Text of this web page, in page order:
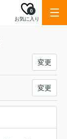
お気に入り
0
変更
変更